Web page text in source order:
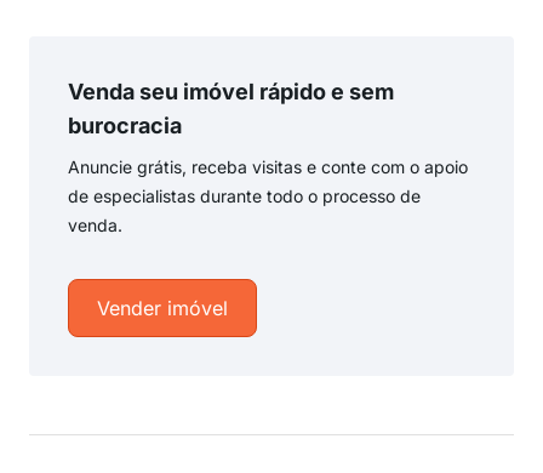
Venda seu imóvel rápido e sem
burocracia
Anuncie grátis, receba visitas e conte com o apoio
de especialistas durante todo o processo de
venda.
Vender imóvel